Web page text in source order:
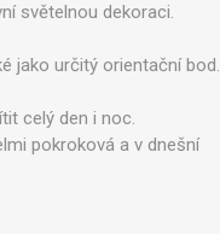
světelnou dekoraci.
jako určitý orientační bod.
celý den i noc.
pokroková a v dnešní